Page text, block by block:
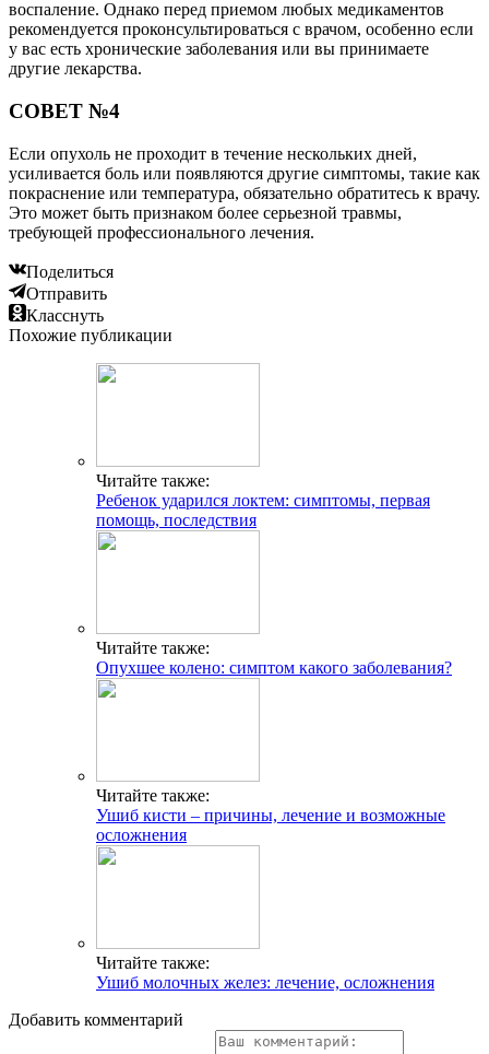
воспаление. Однако перед приемом любых медикаментов
рекомендуется проконсультироваться с врачом, особенно если
у вас есть хронические заболевания или вы принимаете
другие лекарства.
СОВЕТ №4
Если опухоль не проходит в течение нескольких дней,
усиливается боль или появляются другие симптомы, такие как
покраснение или температура, обязательно обратитесь к врачу.
Это может быть признаком более серьезной травмы,
требующей профессионального лечения.
Поделиться
Отправить
Класснуть
Похожие публикации
Читайте также:
Ребенок ударился локтем: симптомы, первая
помощь, последствия
Читайте также:
Опухшее колено: cимптом какого заболевания?
Читайте также:
Ушиб кисти – причины, лечение и возможные
осложнения
Читайте также:
Ушиб молочных желез: лечение, осложнения
Добавить комментарий